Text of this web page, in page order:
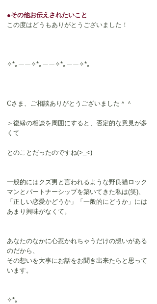
●その他お伝えされたいこと
この度はどうもありがとうございました！
✧*｡ーー✧*｡ーー✧*｡ーー✧*｡
Cさま、ご相談ありがとうございました＾＾
＞復縁の相談を周囲にすると、否定的な意見が多
くて
とのことだったのですね(>_<)
一般的にはクズ男と言われるような野良猫ロック
マンとパートナーシップを築いてきた私は(笑)、
「正しい恋愛かどうか」「一般的にどうか」には
あまり興味がなくて。
あなたのなかに心惹かれちゃうだけの想いがある
のだから、
その想いを大事にお話をお聞き出来たらと思って
います。
✧*｡